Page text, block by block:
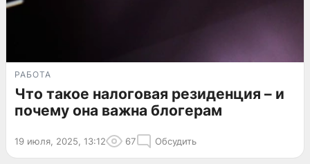
РАБОТА
Что такое налоговая резиденция – и
почему она важна блогерам
19 июля, 2025, 13:12 67 Обсудить